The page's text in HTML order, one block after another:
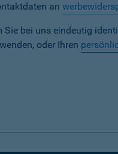
an
bei uns eindeutig
wenden, oder Ihren